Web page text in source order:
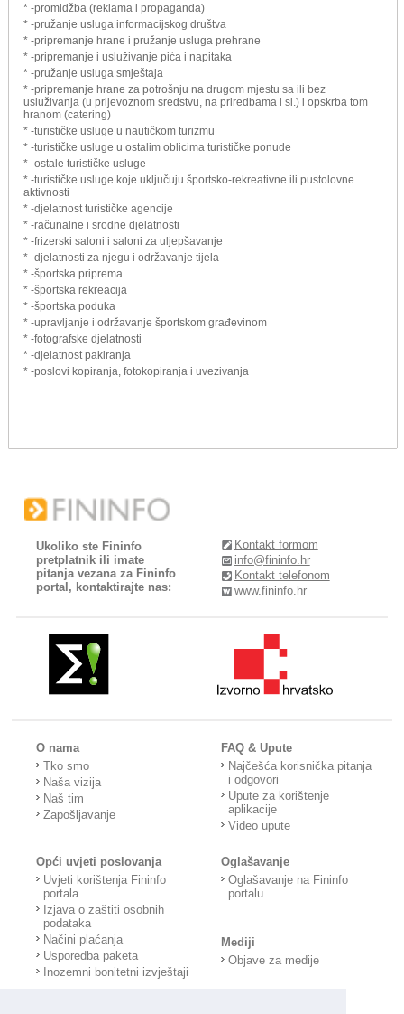
* -promidžba (reklama i propaganda)
* -pružanje usluga informacijskog društva
* -pripremanje hrane i pružanje usluga prehrane
* -pripremanje i usluživanje pića i napitaka
* -pružanje usluga smještaja
* -pripremanje hrane za potrošnju na drugom mjestu sa ili bez
usluživanja (u prijevoznom sredstvu, na priredbama i sl.) i opskrba tom
hranom (catering)
* -turističke usluge u nautičkom turizmu
* -turističke usluge u ostalim oblicima turističke ponude
* -ostale turističke usluge
* -turističke usluge koje uključuju športsko-rekreativne ili pustolovne
aktivnosti
* -djelatnost turističke agencije
* -računalne i srodne djelatnosti
* -frizerski saloni i saloni za uljepšavanje
* -djelatnosti za njegu i održavanje tijela
* -športska priprema
* -športska rekreacija
* -športska poduka
* -upravljanje i održavanje športskom građevinom
* -fotografske djelatnosti
* -djelatnost pakiranja
* -poslovi kopiranja, fotokopiranja i uvezivanja
Ukoliko ste Fininfo
pretplatnik ili imate
pitanja vezana za Fininfo
portal, kontaktirajte nas:
Kontakt formom
info@fininfo.hr
Kontakt telefonom
www.fininfo.hr
O nama
Tko smo
Naša vizija
Naš tim
Zapošljavanje
FAQ & Upute
Najčešća korisnička pitanja
i odgovori
Upute za korištenje
aplikacije
Video upute
Opći uvjeti poslovanja
Uvjeti korištenja Fininfo
portala
Izjava o zaštiti osobnih
podataka
Načini plaćanja
Usporedba paketa
Inozemni bonitetni izvještaji
Oglašavanje
Oglašavanje na Fininfo
portalu
Mediji
Objave za medije